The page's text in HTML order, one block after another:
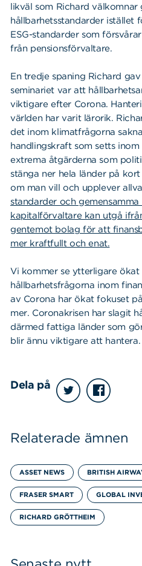
likväl som Richard välkomnar
hållbarhetsstandarder istället
ESG-standarder som
från pensionsförvaltare.
En tredje spaning Richard
seminariet var att
viktigare efter Corona.
världen har varit lärorik.
det inom klimatfrågorna
handlingskraft som setts
extrema åtgärderna som
stänga ner hela länder på
om man vill och upplever
standarder och
kapitalförvaltare kan utgå
gentemot bolag för att
mer kraftfullt och enat.
Vi kommer se ytterligare ökat
hållbarhetsfrågorna inom
av Corona har ökat fokuset
mer. Coronakrisen har slagit
därmed fattiga länder som
blir ännu viktigare att hantera.
Dela på
Relaterade ämnen
ASSET NEWS BRITISH
FRASER SMART GLOBAL
RICHARD GRÖTTHEIM